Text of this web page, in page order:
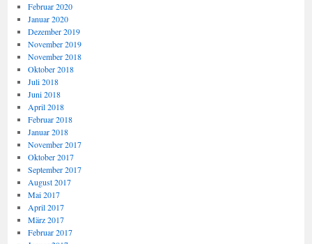
Februar 2020
Januar 2020
Dezember 2019
November 2019
November 2018
Oktober 2018
Juli 2018
Juni 2018
April 2018
Februar 2018
Januar 2018
November 2017
Oktober 2017
September 2017
August 2017
Mai 2017
April 2017
März 2017
Februar 2017